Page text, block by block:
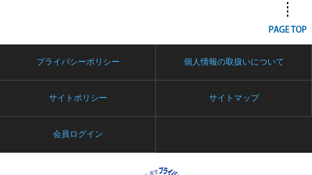
プライバシーポリシー 個人情報の取扱いについて
サイトポリシー サイトマップ
会員ログイン